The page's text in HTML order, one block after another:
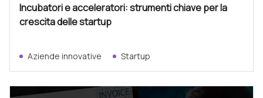
Incubatori e acceleratori: strumenti chiave per la
crescita delle startup
Aziende innovative Startup